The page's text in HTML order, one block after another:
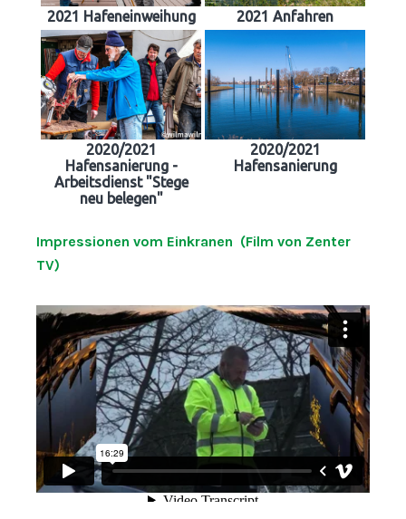
2021 Hafeneinweihung 2021 Anfahren
2020/2021
Hafensanierung -
Arbeitsdienst "Stege
neu belegen"
2020/2021
Hafensanierung
Impressionen vom Einkranen (Film von Zenter
TV)